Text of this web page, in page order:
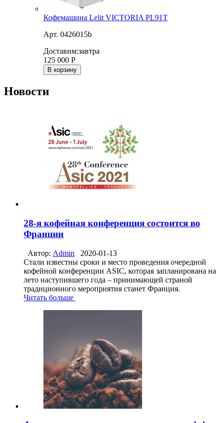
Кофемашина Lelit VICTORIA PL91T
Арт. 0426015b
Доставим:завтра
125 000 Р
В корзину
Новости
28-я кофейная конференция состоится во
Франции
Автор: Admin
2020-01-13
Стали известны сроки и место проведения очередной
кофейной конференции ASIC, которая запланирована на
лето наступившего года – принимающей страной
традиционного мероприятия станет Франция.
Читать больше